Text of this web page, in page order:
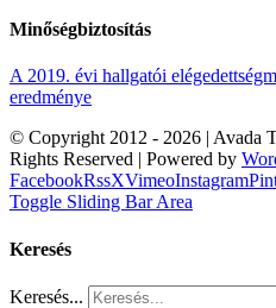
Minőségbiztosítás
A 2019. évi hallgatói
eredménye
© Copyright 2012 - 2026 | Avada
Rights Reserved | Powered by
FacebookRssXVimeoInstagram
Toggle Sliding Bar Area
Keresés
Keresés...